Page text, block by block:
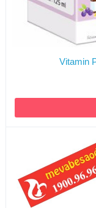
Vitamin